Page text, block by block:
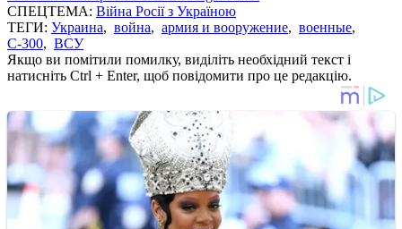
СПЕЦТЕМА: Війна Росії з Україною
ТЕГИ: Украина, война, армия и вооружение, военные,
С-300, ВСУ
Якщо ви помітили помилку, виділіть необхідний текст і
натисніть Ctrl + Enter, щоб повідомити про це редакцію.